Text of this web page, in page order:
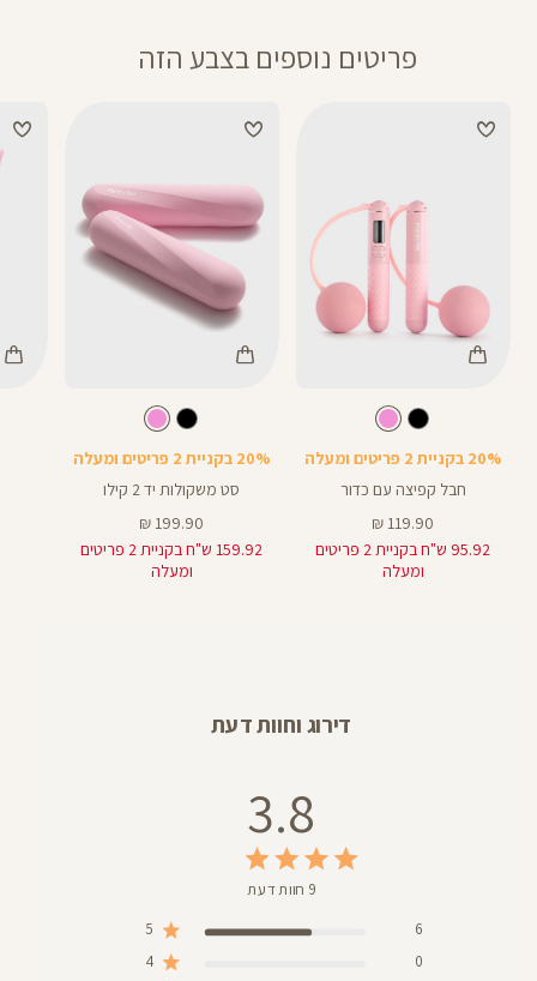
פריטים נוספים בצבע הזה
צבע
ורוד
20% בקניית 2 פריטים ומעלה
חבל קפיצה עם כדור
מחיר
מוצר
119.90 ₪
95.92 ש"ח בקניית 2 פריטים
ומעלה
צבע
ורוד
20% בקניית 2 פריטים ומעלה
סט משקולות יד 2 קילו
מחיר
מוצר
199.90 ₪
159.92 ש"ח בקניית 2 פריטים
ומעלה
דירוג וחוות דעת
3.8
9 חוות דעת
5
6
4
0